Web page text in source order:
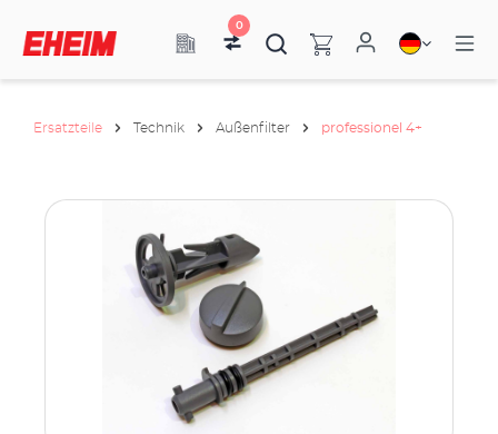
0
Ersatzteile Technik Außenfilter professionel 4+